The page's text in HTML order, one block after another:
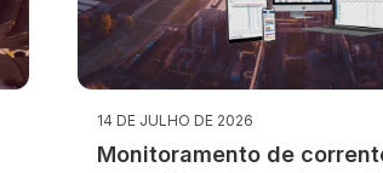
14 DE JULHO DE 2026
Monitoramento de